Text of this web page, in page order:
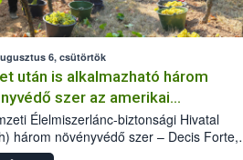
6, csütörtök
után is alkalmazható három
szer az amerikai
ellen
Élelmiszerlánc-biztonsági Hivatal
három növényvédő szer – Decis Forte,
24 EW, Oroganic – engedélyokiratát